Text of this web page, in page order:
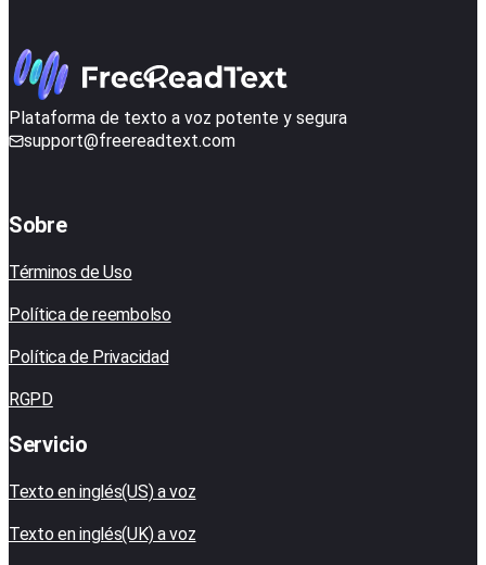
Plataforma de texto a voz potente y segura
support@freereadtext.com
Sobre
Términos de Uso
Política de reembolso
Política de Privacidad
RGPD
Servicio
Texto en inglés(US) a voz
Texto en inglés(UK) a voz